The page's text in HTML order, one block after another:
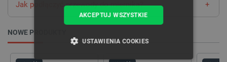
NOWE PRODUKTY
korzystanie z miernika jest łatwiejsze.
Jak podłączyć przewody do miernika?
Większość przewodów pomiarowych działa na zasadzie “plug
and play” - wystarczy wpiąć je w odpowiednie
pamiętać, by nie pomylić gniazd dla potencjału dodatniego i
ujemnego (są one oznaczone odpowiednio kolorami
AKCEPTUJ WSZYSTKIE
USTAWIENIA COOKIES